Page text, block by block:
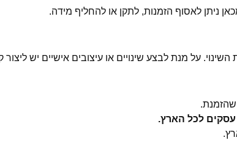
על מנת לבצע שינויים או עיצובים אישיים יש